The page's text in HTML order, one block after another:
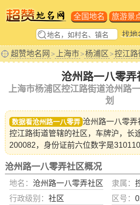
全国地名 旅游景
超赞地名网 > 上海市>杨浦区 >控江路
沧州路一八零弄
上海市杨浦区控江路街道沧州路
划
数据看沧州路一八零弄 沧州路一八零弄
控江路街道管辖的社区，车牌沪，长
200082，身份证前六位数字是310110
沧州路一八零弄社区概况
地名： 沧州路一八零弄社区 隶属：
行政级别： 社区 区号：